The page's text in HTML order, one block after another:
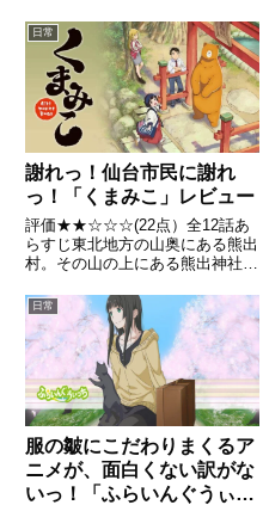
(といっても特に明確な活動はな
し)を続ける4人組。それに目をつ
け、ちょっかい(?)を出し続ける
「生徒会」。愛が溢れまく...
日常
謝れっ！仙台市民に謝れ
っ！「くまみこ」レビュー
評価★★☆☆☆(22点）全12話あ
らすじ東北地方の山奥にある熊出
村。その山の上にある熊出神社の
まちは、都会の高校に進学するこ
とを決意する。しかし、ずっと山
奥で暮らしていたために田舎コン
プレックスを抱え、さらに極...
日常
服の皺にこだわりまくるア
ニメが、面白くない訳がな
いっ！「ふらいんぐうぃっ